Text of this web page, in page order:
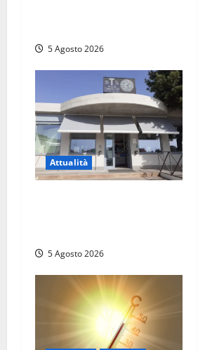
5 Agosto 2026
Attualità
5 Agosto 2026